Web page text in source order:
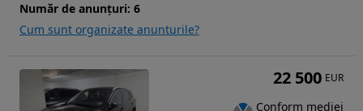
Număr de anunțuri: 6
Cum sunt organizate anunturile?
22 500 EUR
Conform mediei